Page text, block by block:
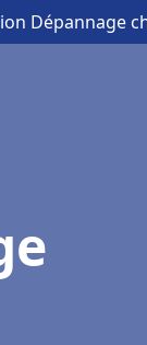
Dépannage